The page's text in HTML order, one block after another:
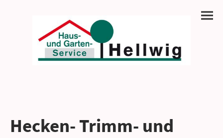
Hecken- Trimm- und